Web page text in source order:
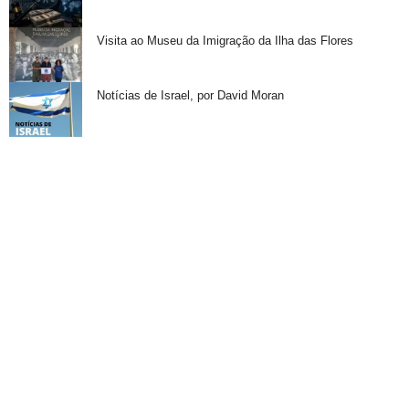
Visita ao Museu da Imigração da Ilha das Flores
Notícias de Israel, por David Moran